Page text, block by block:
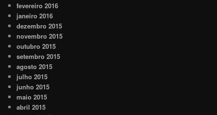
fevereiro 2016
janeiro 2016
dezembro 2015
novembro 2015
outubro 2015
setembro 2015
agosto 2015
julho 2015
junho 2015
maio 2015
abril 2015